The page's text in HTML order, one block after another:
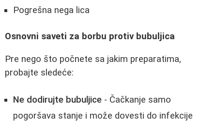
Pogrešna nega lica
Osnovni saveti za borbu protiv bubuljica
Pre nego što počnete sa jakim preparatima,
probajte sledeće:
Ne dodirujte bubuljice - Čačkanje samo
pogoršava stanje i može dovesti do infekcije